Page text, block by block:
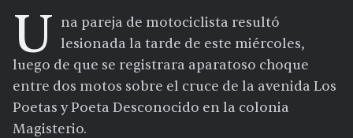
U na pareja de motociclista resultó
lesionada la tarde de este miércoles,
luego de que se registrara aparatoso choque
entre dos motos sobre el cruce de la avenida Los
Poetas y Poeta Desconocido en la colonia
Magisterio.